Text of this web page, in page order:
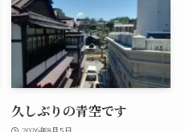
久しぶりの青空です